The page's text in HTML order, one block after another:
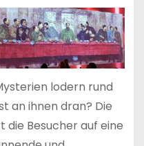
lodern rund
an ihnen dran? Die
die Besucher auf eine